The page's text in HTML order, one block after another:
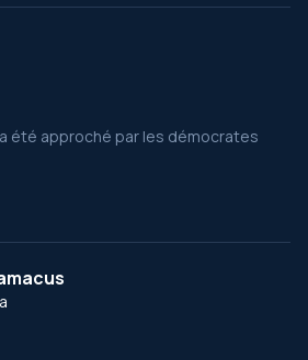
a été approché par les démocrates